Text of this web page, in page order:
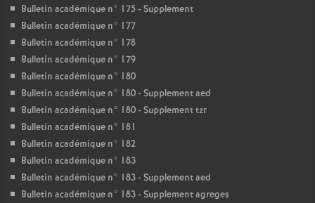
Bulletin académique n° 175 - Supplement
Bulletin académique n° 177
Bulletin académique n° 178
Bulletin académique n° 179
Bulletin académique n° 180
Bulletin académique n° 180 - Supplement aed
Bulletin académique n° 180 - Supplement tzr
Bulletin académique n° 181
Bulletin académique n° 182
Bulletin académique n° 183
Bulletin académique n° 183 - Supplement aed
Bulletin académique n° 183 - Supplement agreges